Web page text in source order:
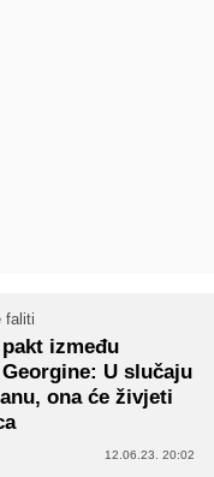
faliti
između
U slučaju
ona će živjeti
12.06.23. 20:02